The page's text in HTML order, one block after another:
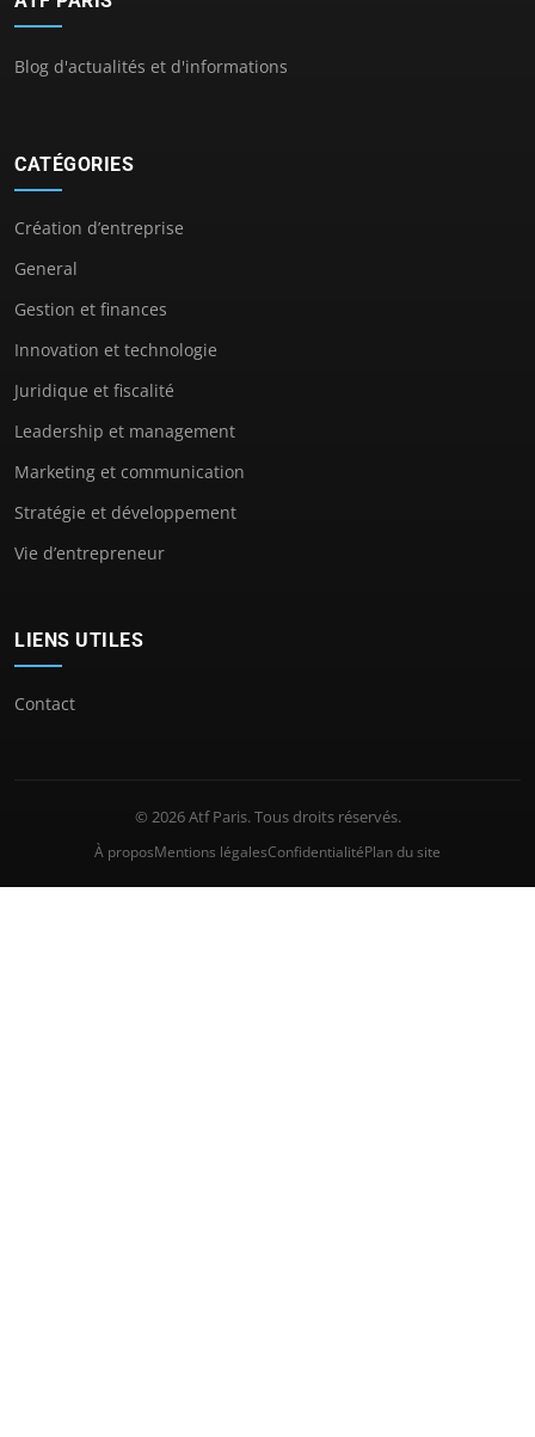
Blog d'actualités et d'informations
CATÉGORIES
Création d’entreprise
General
Gestion et finances
Innovation et technologie
Juridique et fiscalité
Leadership et management
Marketing et communication
Stratégie et développement
Vie d’entrepreneur
LIENS UTILES
Contact
© 2026 Atf Paris. Tous droits réservés.
À proposMentions légalesConfidentialitéPlan du site